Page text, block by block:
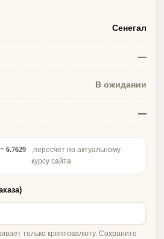
Сенегал
—
В ожидании
—
6.7629
,пересчёт по актуальному
курсу сайта
только криптовалюту. Сохраните